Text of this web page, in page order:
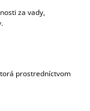
za vady,
prostredníctvom